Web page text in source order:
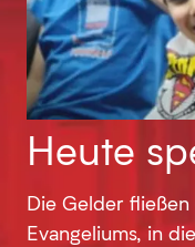
Heute
Die Gelder
Evangeliums, in